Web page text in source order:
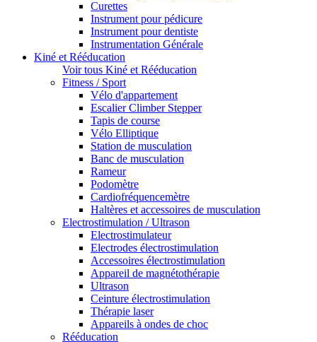
Curettes
Instrument pour pédicure
Instrument pour dentiste
Instrumentation Générale
Kiné et Rééducation
Voir tous Kiné et Rééducation
Fitness / Sport
Vélo d'appartement
Escalier Climber Stepper
Tapis de course
Vélo Elliptique
Station de musculation
Banc de musculation
Rameur
Podomètre
Cardiofréquencemètre
Haltères et accessoires de musculation
Electrostimulation / Ultrason
Electrostimulateur
Electrodes électrostimulation
Accessoires électrostimulation
Appareil de magnétothérapie
Ultrason
Ceinture électrostimulation
Thérapie laser
Appareils à ondes de choc
Rééducation